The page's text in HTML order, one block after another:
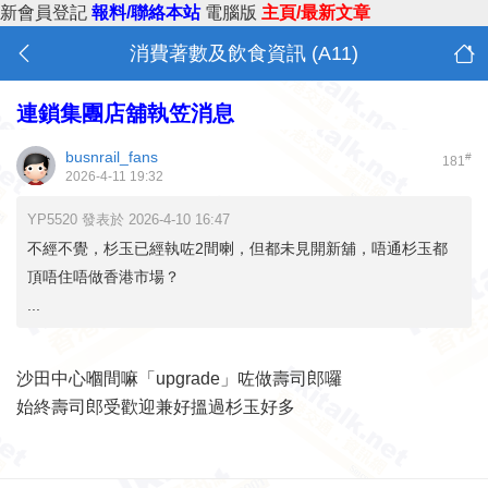
新會員登記 報料/聯絡本站 電腦版 主頁/最新文章
消費著數及飲食資訊 (A11)
連鎖集團店舖執笠消息
181#
busnrail_fans
2026-4-11 19:32
YP5520 發表於 2026-4-10 16:47
不經不覺，杉玉已經執咗2間喇，但都未見開新舖，唔通杉玉都
頂唔住唔做香港市場？
沙田中心嗰間嘛「upgrade」咗做壽司郎囉
始終壽司郎受歡迎兼好搵過杉玉好多